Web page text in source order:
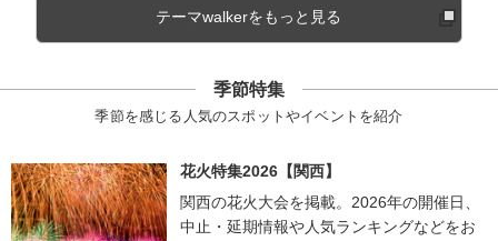
テーマwalkerをもっと見る
季節特集
季節を感じる人気のスポットやイベントを紹介
花火特集2026【関西】
関西の花火大会を掲載。2026年の開催日、
中止・延期情報や人気ランキングなどをお